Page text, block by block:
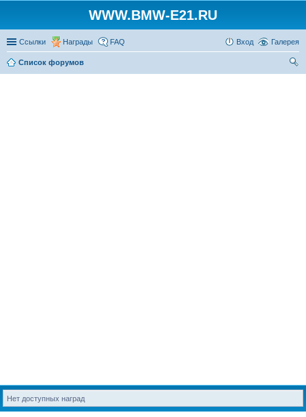
WWW.BMW-E21.RU
Ссылки Награды Галерея
FAQ Вход
Список форумов
Нет доступных наград